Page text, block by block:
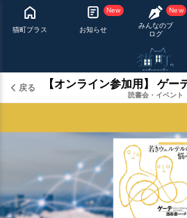
猫町プラス
New
お知らせ
New
みんなのブ
ログ
戻る
読書会・イベント